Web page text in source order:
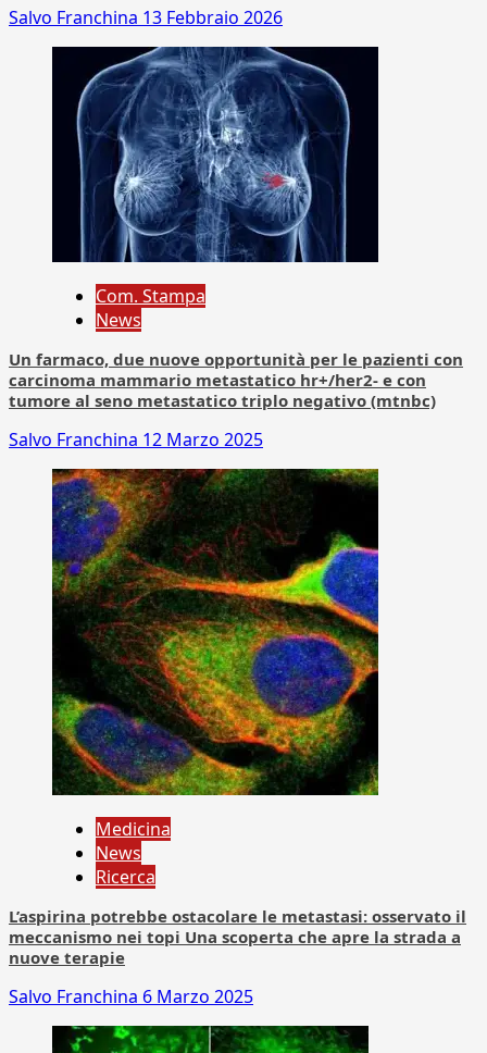
Salvo Franchina 13 Febbraio 2026
Com. Stampa
News
Un farmaco, due nuove opportunità per le pazienti con
carcinoma mammario metastatico hr+/her2- e con
tumore al seno metastatico triplo negativo (mtnbc)
Salvo Franchina 12 Marzo 2025
Medicina
News
Ricerca
L’aspirina potrebbe ostacolare le metastasi: osservato il
meccanismo nei topi Una scoperta che apre la strada a
nuove terapie
Salvo Franchina 6 Marzo 2025